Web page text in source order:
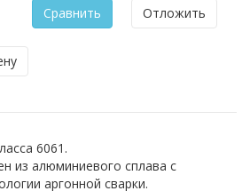
Сравнить Отложить
6061.
из алюминиевого сплава с
аргонной сварки.